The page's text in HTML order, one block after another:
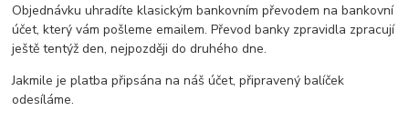
Objednávku uhradíte klasickým bankovním převodem na bankovní
účet, který vám pošleme emailem. Převod banky zpravidla zpracují
ještě tentýž den, nejpozději do druhého dne.
Jakmile je platba připsána na náš účet, připravený balíček
odesíláme.